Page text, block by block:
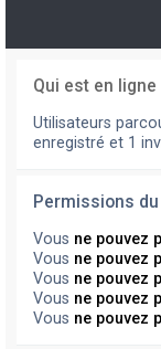
Qui est en ligne
Utilisateurs
enregistré et 1
Permissions
Vous ne pouvez
Vous ne pouvez
Vous ne pouvez
Vous ne pouvez
Vous ne pouvez